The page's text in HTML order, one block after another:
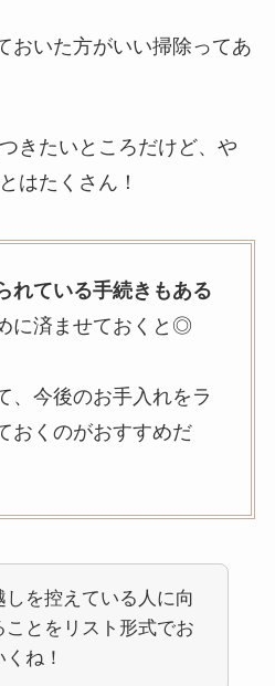
おいた方がいい掃除ってあ
きたいところだけど、や
はたくさん！
れている手続きもある
に済ませておくと◎
、今後のお手入れをラ
おくのがおすすめだ
しを控えている人に向
ことをリスト形式でお
ね！